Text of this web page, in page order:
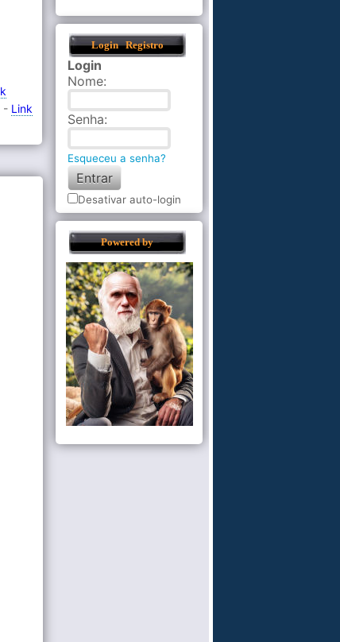
- Link
Login Registro
Login
Nome:
Senha:
Esqueceu a senha?
Desativar auto-login
Powered by